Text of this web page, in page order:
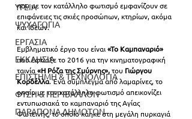
ΥΓΕΙΑ
ΨΥΧΑΓΩΓΙΑ
ΕΡΓΑΣΙΑ
ΕΚΚΛΗΣΙΑ
ΕΠΙΣΤΗΜΗ & ΤΕΧΝΟΛΟΓΙΑ
ΦΥΣΗ & ΠΕΡΙΒΑΛΛΟΝ
ΠΑΡΑΠΟΝΑ ΔΗΜΟΤΩΝ
που με τον κατάλληλο φωτισμό εμφανίζουν σε
επιφάνειες τις σκιές προσώπων, κτηρίων, ακόμα
και ιδεών.
Εμβληματικό έργο του είναι «Το Καμπαναριό»
που έφτιαξε το 2016 για την κινηματογραφική
ταινία «Η Ρόζα της Σμύρνης», του Γιώργου
Κορδέλλα. Ένα σύμπλεγμα από λαμαρίνες, το
οποίο με τον κατάλληλο φωτισμό απεικονίζει
εντυπωσιακά το καμπαναριό της Αγίας
Φωτεινής, το οποίο κάηκε στη μεγάλη πυρκαγιά